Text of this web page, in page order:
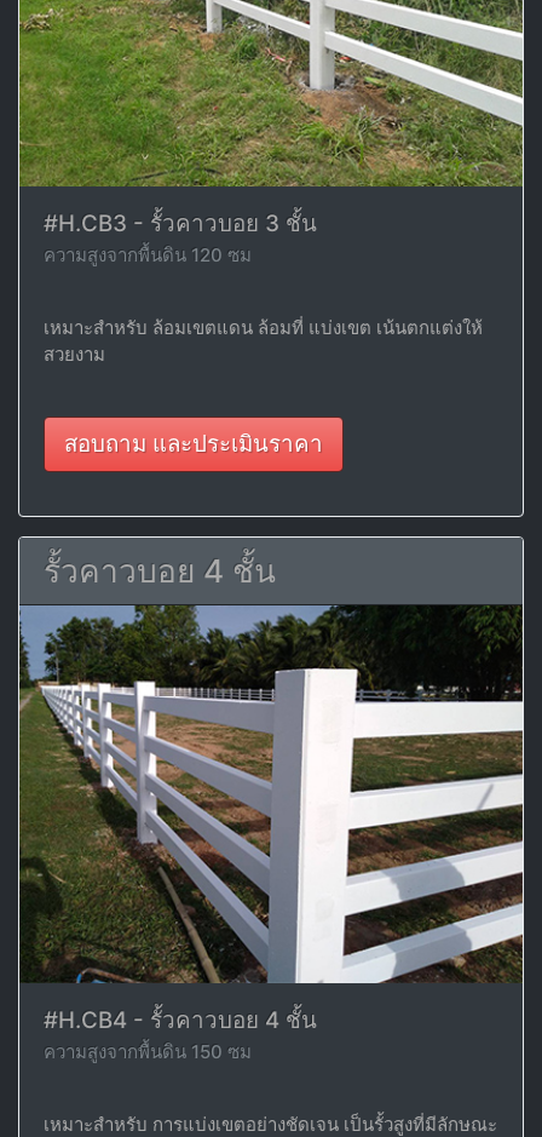
#H.CB3 - รั้วคาวบอย 3 ชั้น
ความสูงจากพื้นดิน 120 ซม
เหมาะสำหรับ ล้อมเขตแดน ล้อมที่ แบ่งเขต เน้นตกแต่งให้
สวยงาม
สอบถาม และประเมินราคา
รั้วคาวบอย 4 ชั้น
#H.CB4 - รั้วคาวบอย 4 ชั้น
ความสูงจากพื้นดิน 150 ซม
เหมาะสำหรับ การแบ่งเขตอย่างชัดเจน เป็นรั้วสูงที่มีลักษณะ